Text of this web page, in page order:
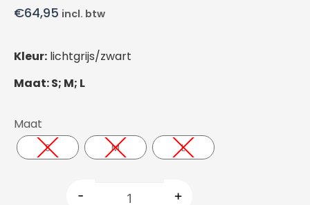
€64,95 incl. btw
Kleur: lichtgrijs/zwart
Maat: S; M; L
Maat
S M L
- +